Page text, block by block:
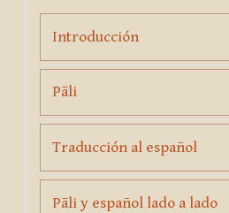
IntroducciónPage
PāliPage
Traducción al españolPage
Pāli y español lado a lado